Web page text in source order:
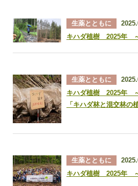
生薬とともに
キハダ植樹 2025年
生薬とともに
キハダ植樹 2025年
「キハダ林と混交林の
生薬とともに
キハダ植樹 2025年